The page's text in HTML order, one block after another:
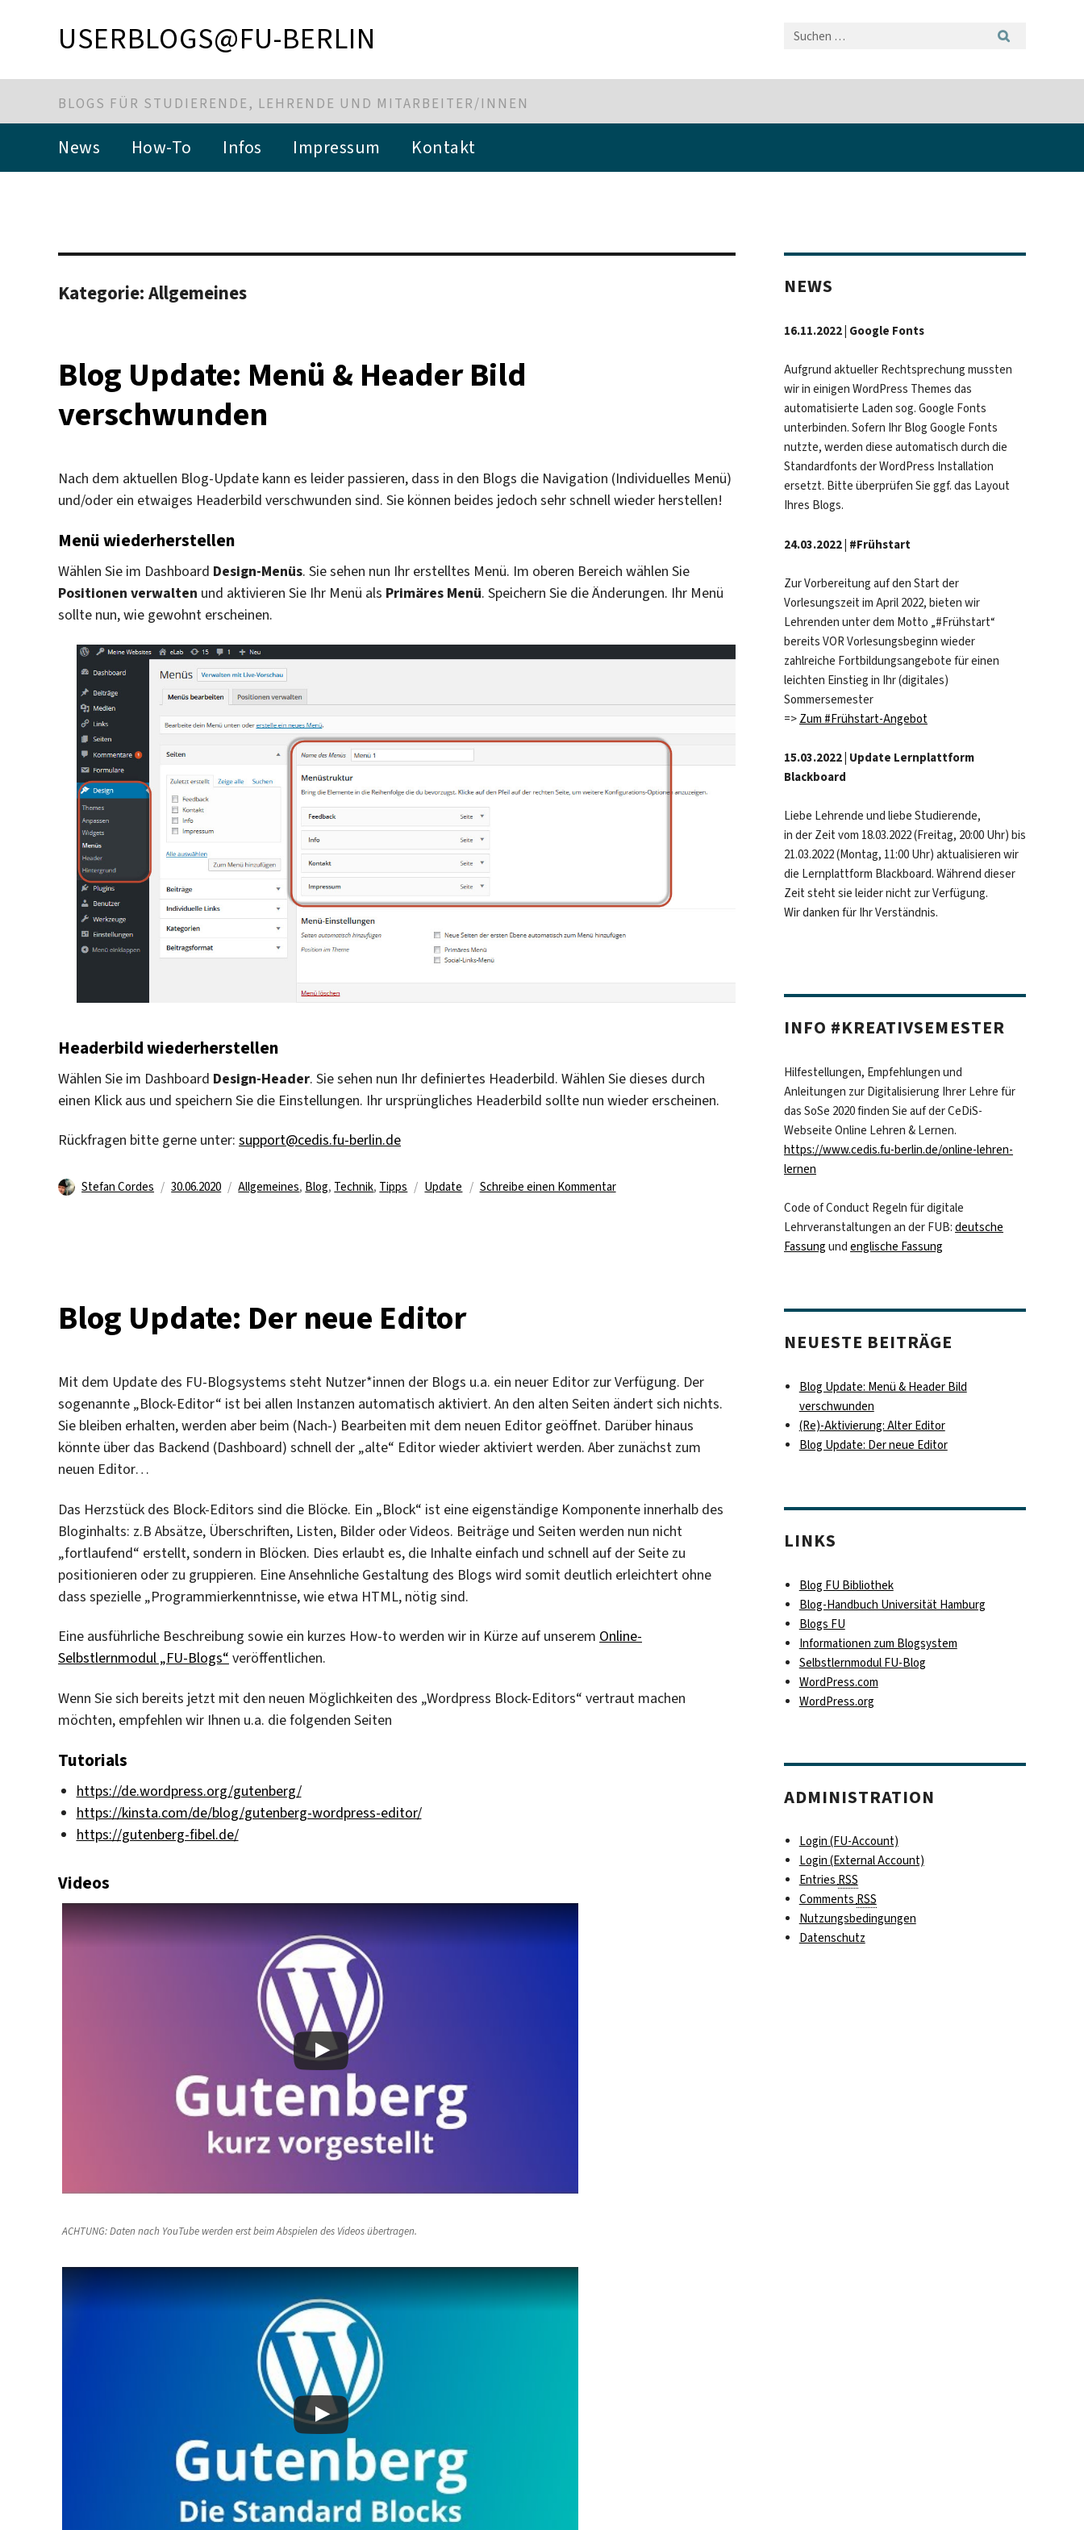
USERBLOGS@FU-BERLIN
BLOGS FÜR STUDIERENDE, LEHRENDE UND MITARBEITER/INNEN
News How-To Infos Impressum Kontakt
Kategorie: Allgemeines
Blog Update: Menü & Header Bild
verschwunden
Nach dem aktuellen Blog-Update kann es leider passieren, dass in den Blogs die Navigation (Individuelles Menü)
und/oder ein etwaiges Headerbild verschwunden sind. Sie können beides jedoch sehr schnell wieder herstellen!
Menü wiederherstellen
Wählen Sie im Dashboard Design-Menüs. Sie sehen nun Ihr erstelltes Menü. Im oberen Bereich wählen Sie
Positionen verwalten und aktivieren Sie Ihr Menü als Primäres Menü. Speichern Sie die Änderungen. Ihr Menü
sollte nun, wie gewohnt erscheinen.
Headerbild wiederherstellen
Wählen Sie im Dashboard Design-Header. Sie sehen nun Ihr definiertes Headerbild. Wählen Sie dieses durch
einen Klick aus und speichern Sie die Einstellungen. Ihr ursprüngliches Headerbild sollte nun wieder erscheinen.
Rückfragen bitte gerne unter: support@cedis.fu-berlin.de
Autor
Stefan Cordes
Veröffentlicht
30.06.2020 Kategorien
Allgemeines, Blog, Technik, Tipps Schlagwörter
Update Schreibe einen Kommentarzu
Blog Update: Der neue Editor
Mit dem Update des FU-Blogsystems steht Nutzer*innen der Blogs u.a. ein neuer Editor zur Verfügung. Der
sogenannte „Block-Editor“ ist bei allen Instanzen automatisch aktiviert. An den alten Seiten ändert sich nichts.
Sie bleiben erhalten, werden aber beim (Nach-) Bearbeiten mit dem neuen Editor geöffnet. Darüber hinaus
könnte über das Backend (Dashboard) schnell der „alte“ Editor wieder aktiviert werden. Aber zunächst zum
neuen Editor…
Das Herzstück des Block-Editors sind die Blöcke. Ein „Block“ ist eine eigenständige Komponente innerhalb des
Bloginhalts: z.B Absätze, Überschriften, Listen, Bilder oder Videos. Beiträge und Seiten werden nun nicht
„fortlaufend“ erstellt, sondern in Blöcken. Dies erlaubt es, die Inhalte einfach und schnell auf der Seite zu
positionieren oder zu gruppieren. Eine Ansehnliche Gestaltung des Blogs wird somit deutlich erleichtert ohne
dass spezielle „Programmierkenntnisse, wie etwa HTML, nötig sind.
Eine ausführliche Beschreibung sowie ein kurzes How-to werden wir in Kürze auf unserem Online-
Selbstlernmodul „FU-Blogs“ veröffentlichen.
Wenn Sie sich bereits jetzt mit den neuen Möglichkeiten des „Wordpress Block-Editors“ vertraut machen
möchten, empfehlen wir Ihnen u.a. die folgenden Seiten
Tutorials
https://de.wordpress.org/gutenberg/
https://kinsta.com/de/blog/gutenberg-wordpress-editor/
https://gutenberg-fibel.de/
Videos
ACHTUNG: Daten nach YouTube werden erst beim Abspielen des Videos übertragen.
NEWS
16.11.2022 | Google Fonts
Aufgrund aktueller Rechtsprechung mussten
wir in einigen WordPress Themes das
automatisierte Laden sog. Google Fonts
unterbinden. Sofern Ihr Blog Google Fonts
nutzte, werden diese automatisch durch die
Standardfonts der WordPress Installation
ersetzt. Bitte überprüfen Sie ggf. das Layout
Ihres Blogs.
24.03.2022 | #Frühstart
Zur Vorbereitung auf den Start der
Vorlesungszeit im April 2022, bieten wir
Lehrenden unter dem Motto „#Frühstart“
bereits VOR Vorlesungsbeginn wieder
zahlreiche Fortbildungsangebote für einen
leichten Einstieg in Ihr (digitales)
Sommersemester
=> Zum #Frühstart-Angebot
15.03.2022 | Update Lernplattform
Blackboard
Liebe Lehrende und liebe Studierende,
in der Zeit vom 18.03.2022 (Freitag, 20:00 Uhr) bis
21.03.2022 (Montag, 11:00 Uhr) aktualisieren wir
die Lernplattform Blackboard. Während dieser
Zeit steht sie leider nicht zur Verfügung.
Wir danken für Ihr Verständnis.
INFO #KREATIVSEMESTER
Hilfestellungen, Empfehlungen und
Anleitungen zur Digitalisierung Ihrer Lehre für
das SoSe 2020 finden Sie auf der CeDiS-
Webseite Online Lehren & Lernen.
https://www.cedis.fu-berlin.de/online-lehren-
lernen
Code of Conduct Regeln für digitale
Lehrveranstaltungen an der FUB: deutsche
Fassung und englische Fassung
NEUESTE BEITRÄGE
Blog Update: Menü & Header Bild
verschwunden
(Re)-Aktivierung: Alter Editor
Blog Update: Der neue Editor
LINKS
Blog FU Bibliothek
Blog-Handbuch Universität Hamburg
Blogs FU
Informationen zum Blogsystem
Selbstlernmodul FU-Blog
WordPress.com
WordPress.org
ADMINISTRATION
Login (FU-Account)
Login (External Account)
EntriesRSS
CommentsRSS
Nutzungsbedingungen
Datenschutz